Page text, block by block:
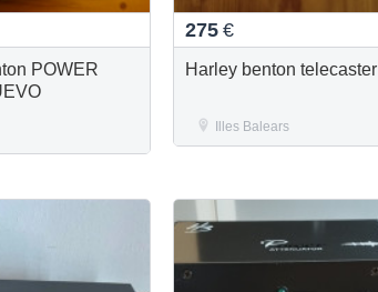
POWER
275 €
Harley benton telecaster
Illes Balears